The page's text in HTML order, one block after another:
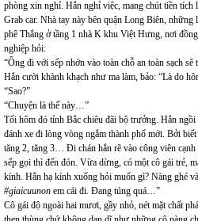
phòng xin nghỉ. Hắn nghỉ việc, mang chút tiền
Grab car. Nhà tay này bên quận Long Biên, những
phê Thắng ở tầng 1 nhà K khu Việt Hưng, nơi
nghiệp hỏi:
“Ông đi với sếp nhớn vào toàn chỗ an toàn sạch sẽ
Hắn cười khành khạch như ma làm, bảo: “Là do
“Sao?”
“Chuyện là thế này…”
Tối hôm đó tỉnh Bắc chiêu đãi bộ trưởng. Hắn
đánh xe đi lòng vòng ngắm thành phố mới. Bởi
tăng 2, tăng 3… Đi chán hắn rẽ vào công viên
sếp gọi thì đến đón. Vừa dừng, có một cô gái trẻ,
kính. Hắn hạ kính xuống hỏi muốn gì? Nàng ghé
#giaicuunon em cái đi. Đang túng quá…”
Cô gái độ ngoài hai mươi, gầy nhỏ, nét mặt chất